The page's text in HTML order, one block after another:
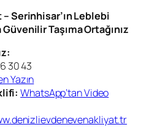
Serinhisar’ın Leblebi
Taşıma Ortağınız
30 43
Yazın
WhatsApp’tan Video